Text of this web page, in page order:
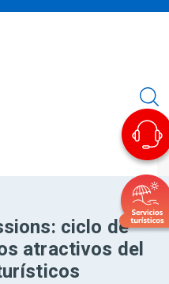
ciclo de
atractivos del